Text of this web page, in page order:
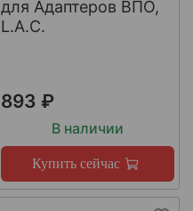
для Адаптеров ВПО,
L.A.C.
893 ₽
В наличии
Купить сейчас